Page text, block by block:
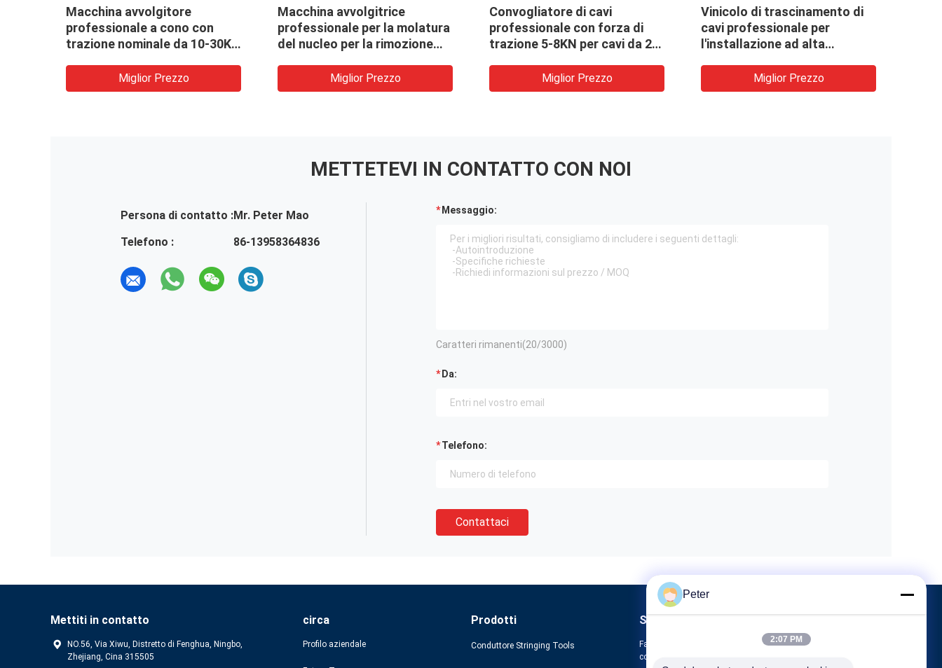
Macchina avvolgitore
professionale a cono con
trazione nominale da 10-30KN
avvolgimento e stoccaggio
efficiente dei cavi
Miglior Prezzo
Macchina avvolgitrice
professionale per la molatura
del nucleo per la rimozione
della guaina dei cavi di
alimentazione con potenza di
Miglior Prezzo
Convogliatore di cavi
professionale con forza di
trazione 5-8KN per cavi da 25-
Miglior Prezzo
Vinicolo di trascinamento di
cavi professionale per
l'installazione ad alta
sotterranei e aerei con forza
di trazione 3-5T
Miglior Prezzo
METTETEVI IN ​​CONTATTO CON NOI
Persona di contatto :Mr. Peter Mao
Telefono :
86-13958364836
Messaggio:
Caratteri rimanenti(20/3000)
Da:
Telefono:
Contattaci
Mettiti in contatto
NO.56, Via Xiwu, Distretto di Fenghua, Ningbo,
Zhejiang, Cina 315505
circa
Profilo aziendale
Prodotti
Conduttore Stringing Tools
Scrivici
Fateci sapere la vostra esigenza. Collegheremo i migliori prodotti
con te.
Peter
2:07 PM